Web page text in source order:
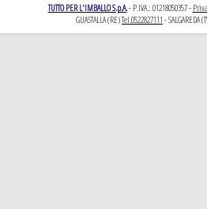
TUTTO PER L'IMBALLO S.p.A.- P.IVA.: 01218050357 -
GUASTALLA (RE)Tel.0522827111 - SALGAREDA